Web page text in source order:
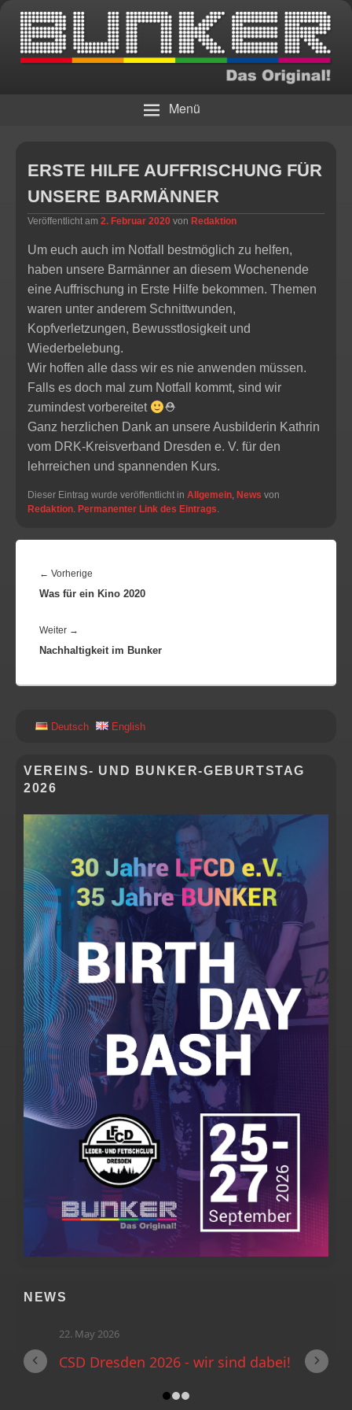
BUNKER – Das Original!
Menü
ERSTE HILFE AUFFRISCHUNG FÜR
UNSERE BARMÄNNER
Veröffentlicht am 2. Februar 2020 von Redaktion
Um euch auch im Notfall bestmöglich zu helfen,
haben unsere Barmänner an diesem Wochenende
eine Auffrischung in Erste Hilfe bekommen. Themen
waren unter anderem Schnittwunden,
Kopfverletzungen, Bewusstlosigkeit und
Wiederbelebung.
Wir hoffen alle dass wir es nie anwenden müssen.
Falls es doch mal zum Notfall kommt, sind wir
zumindest vorbereitet
⛑
Ganz herzlichen Dank an unsere Ausbilderin Kathrin
vom DRK-Kreisverband Dresden e. V. für den
lehrreichen und spannenden Kurs.
Dieser Eintrag wurde veröffentlicht in Allgemein, News von
Redaktion. Permanenter Link des Eintrags.
← Vorherige
Beitrag:
Was für ein Kino 2020
Weiter →
Beitrag:
Nachhaltigkeit im Bunker
SEITENLEISTEN
Deutsch English
VEREINS- UND BUNKER-GEBURTSTAG
2026
NEWS
22. May 2026
CSD Dresden 2026 - wir sind dabei!